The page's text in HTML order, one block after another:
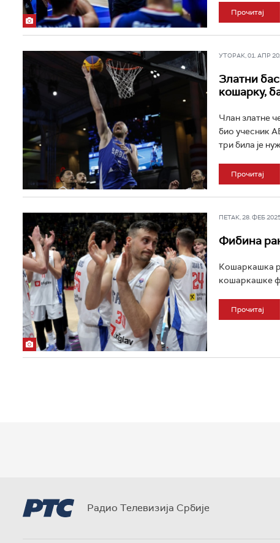
Прочитај
УТОРАК, 01. АПР
Златни
кошарку,
Члан златне
био учесник
три била је
Прочитај
ПЕТАК, 28. ФЕБ
Фибина
Кошаркашка
кошаркашке
Прочитај
Радио Телевизија Србије